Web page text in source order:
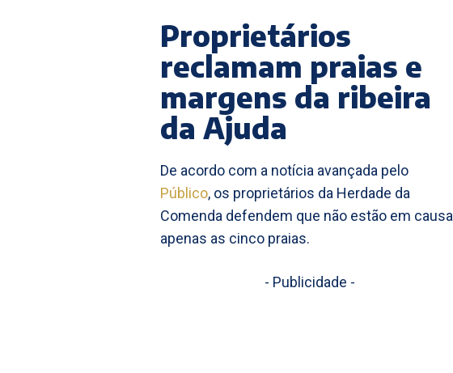
Proprietários
reclamam praias e
margens da ribeira
da Ajuda
De acordo com a notícia avançada pelo
Público, os proprietários da Herdade da
Comenda defendem que não estão em causa
apenas as cinco praias.
- Publicidade -